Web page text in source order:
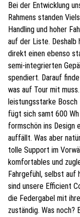
Bei der Entwicklung
Rahmens standen
Handling und hoher
auf der Liste. Deshalb
direkt einen ebenso
semi-integrierten
spendiert. Darauf
was auf Tour mit
leistungsstarke
fügt sich samt 600
formschön ins Design
auffällt. Was aber
tolle Support im
komfortables und
Fahrgefühl, selbst auf
sind unsere Efficient
die Federgabel mit
zuständig. Was noch?